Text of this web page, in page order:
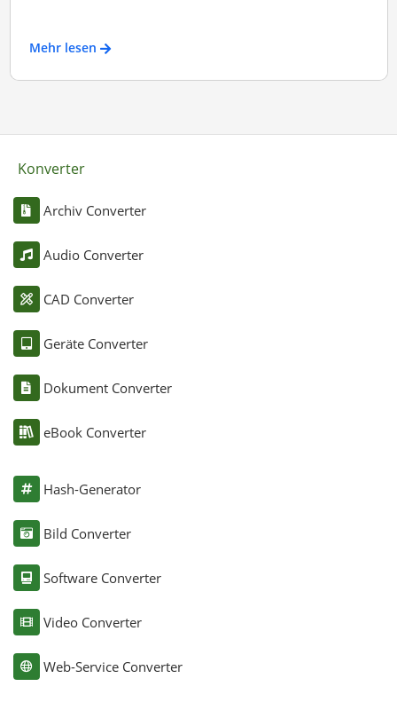
Mehr lesen
Konverter
Archiv Converter
Audio Converter
CAD Converter
Geräte Converter
Dokument Converter
eBook Converter
Hash-Generator
Bild Converter
Software Converter
Video Converter
Web-Service Converter